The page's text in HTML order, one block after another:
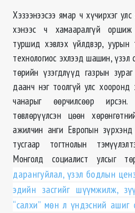
Хэзээнээсээ ямар ч хүчирхэг
хэнээс ч хамааралгүй оршиж
туршид хэвлэх үйлдвэр, уурын
технологиос эхлээд шашин, үзэл
төрийн үзэгдлүүд газрын
даанч нэг тоолгүй улс
чанарыг өөрчилсөөр
төвлөрүүлсэн цөөн
ажилчин анги Европын
тусгаар тогтнолын
Монголд социалист улсыг
дарангуйлал, үзэл бодлын
эдийн засгийг шүүмжилж,
“салхи” мөн л үндэсний ашиг